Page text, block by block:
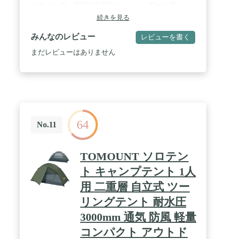
めの収納バッグに設計いたしました。 / ✔【製品詳
細】 ・サイズ：フライシートサイズ（外寸）：
（約）W240cm × D240cm × H150cm ・インナーテン
トサイズ：W230cm x D110cm x H135cm ・収納サイ
ズ：（約）W57×D22×H22cm ・重量（付属品含
はテントに取り付け済） ペグ✕16本
質:7000シリーズアルミ / フロア材質:70Dナイロンタ
フタ・耐水圧3000mm・ポリウレタン&DWRコーテ
ィング / 定員:2 / ドアの数:2 / 最小重量(フライ/本体/
ポール):2240g / 総重量:2770g / 原産国:ベトナム
続きを見る
みんなのレビュー レビューを書く
まだレビューはありません
No.11 64
TOMOUNT ソロテン
ト キャンプテント 1人
用 二重層 自立式 ツー
リングテント 耐水圧
3000mm 通気 防風 軽量
コンパクト アウトド